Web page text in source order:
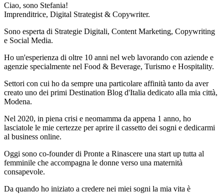
Ciao, sono Stefania!
Imprenditrice, Digital Strategist & Copywriter.
Sono esperta di Strategie Digitali, Content Marketing, Copywriting
e Social Media.
Ho un'esperienza di oltre 10 anni nel web lavorando con aziende e
agenzie specialmente nel Food & Beverage, Turismo e Hospitality.
Settori con cui ho da sempre una particolare affinità tanto da aver
creato uno dei primi Destination Blog d'Italia dedicato alla mia città,
Modena.
Nel 2020, in piena crisi e neomamma da appena 1 anno, ho
lasciatole le mie certezze per aprire il cassetto dei sogni e dedicarmi
al business online.
Oggi sono co-founder di Pronte a Rinascere una start up tutta al
femminile che accompagna le donne verso una maternità
consapevole.
Da quando ho iniziato a credere nei miei sogni la mia vita è